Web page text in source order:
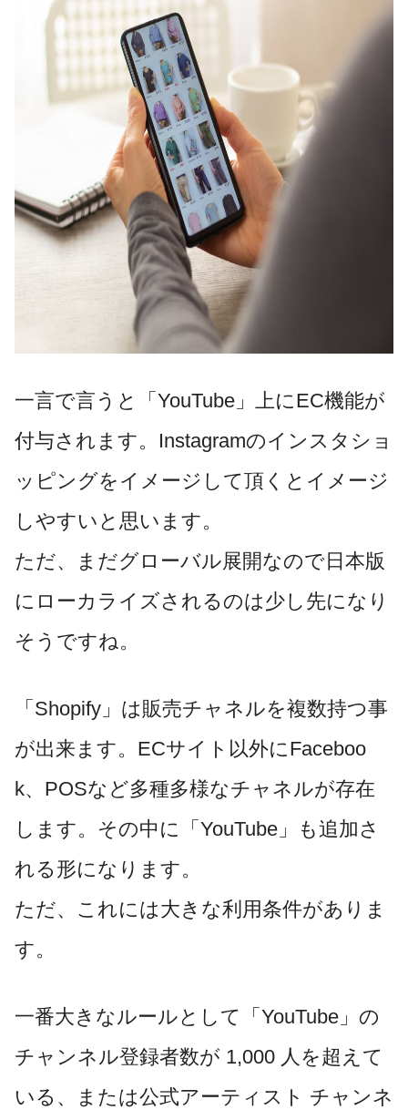
一言で言うと「YouTube」上にEC機能が
付与されます。Instagramのインスタショ
ッピングをイメージして頂くとイメージ
しやすいと思います。
ただ、まだグローバル展開なので日本版
にローカライズされるのは少し先になり
そうですね。
「Shopify」は販売チャネルを複数持つ事
が出来ます。ECサイト以外にFaceboo
k、POSなど多種多様なチャネルが存在
します。その中に「YouTube」も追加さ
れる形になります。
ただ、これには大きな利用条件がありま
す。
一番大きなルールとして「YouTube」の
チャンネル登録者数が 1,000 人を超えて
いる、または公式アーティスト チャンネ